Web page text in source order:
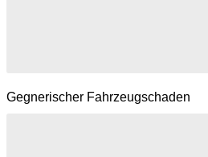
Gegnerischer Fahrzeugschaden